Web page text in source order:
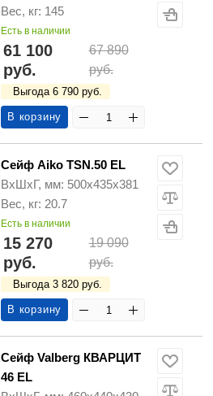
Вес, кг: 145
Есть в наличии
61 100
руб.
67 890
руб.
Выгода 6 790 руб.
В корзину
Сейф Aiko TSN.50 EL
ВхШхГ, мм: 500х435х381
Вес, кг: 20.7
Есть в наличии
15 270
руб.
19 090
руб.
Выгода 3 820 руб.
В корзину
Сейф Valberg КВАРЦИТ
46 EL